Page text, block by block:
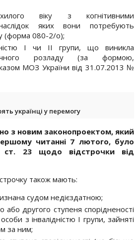
віку з когнітивними
яких вони потребують
(форма 080-2/о);
І чи ІІ групи, що виникла
розладу (за формою,
МОЗ України від 31.07.2013 №
українці у перемогу
з новим законопроектом, який
читанні 7 лютого, було
ст. 23 щодо відстрочки від
також мають:
судом недієздатною;
або другого ступеня спорідненості
з інвалідністю І групи, зайняті
за ним;